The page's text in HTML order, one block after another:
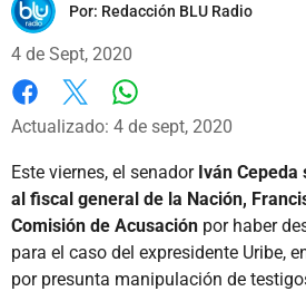
Por: Redacción BLU Radio
4 de Sept, 2020
Facebook
X
Actualizado: 4 de sept, 2020
Este viernes, el senadorIván Cepeda
al fiscal general de la Nación,
Comisión de Acusación por haber
para el caso del expresidente Uribe,
por presunta manipulación de